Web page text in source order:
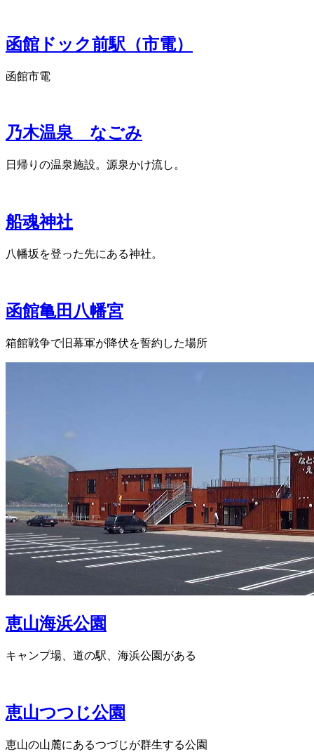
函館ドック前駅（市電）
函館市電
乃木温泉 なごみ
日帰りの温泉施設。源泉かけ流し。
船魂神社
八幡坂を登った先にある神社。
函館亀田八幡宮
箱館戦争で旧幕軍が降伏を誓約した場所
恵山海浜公園
キャンプ場、道の駅、海浜公園がある
恵山つつじ公園
恵山の山麓にあるつづじが群生する公園